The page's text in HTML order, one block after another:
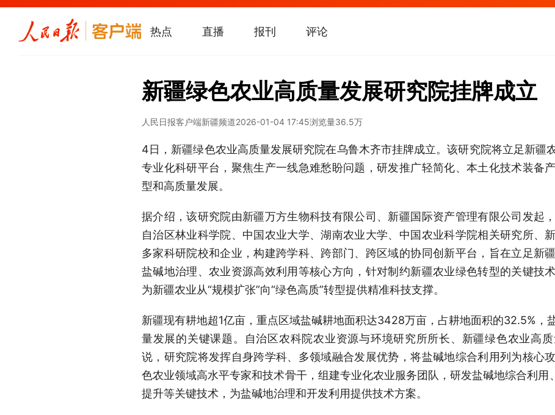
热点 直播 报刊 评论
新疆绿色农业高质量发展研究院挂牌成立
人民日报客户端新疆频道2026-01-04 17:45浏览量36.5万
4日，新疆绿色农业高质量发展研究院在乌鲁木齐市挂牌成立。该研究院将立足新疆
专业化科研平台，聚焦生产一线急难愁盼问题，研发推广轻简化、本土化技术装备
型和高质量发展。
据介绍，该研究院由新疆万方生物科技有限公司、新疆国际资产管理有限公司发起
自治区林业科学院、中国农业大学、湖南农业大学、中国农业科学院相关研究所、
多家科研院校和企业，构建跨学科、跨部门、跨区域的协同创新平台，旨在立足新
盐碱地治理、农业资源高效利用等核心方向，针对制约新疆农业绿色转型的关键技
为新疆农业从“规模扩张”向“绿色高质”转型提供精准科技支撑。
新疆现有耕地超1亿亩，重点区域盐碱耕地面积达3428万亩，占耕地面积的32.5%，
量发展的关键课题。自治区农科院农业资源与环境研究所所长、新疆绿色农业高
说，研究院将发挥自身跨学科、多领域融合发展优势，将盐碱地综合利用列为核心
色农业领域高水平专家和技术骨干，组建专业化农业服务团队，研发盐碱地综合利用
提升等关键技术，为盐碱地治理和开发利用提供技术方案。